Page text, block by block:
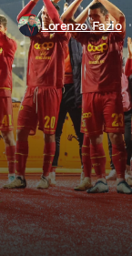
Lorenzo Fazio